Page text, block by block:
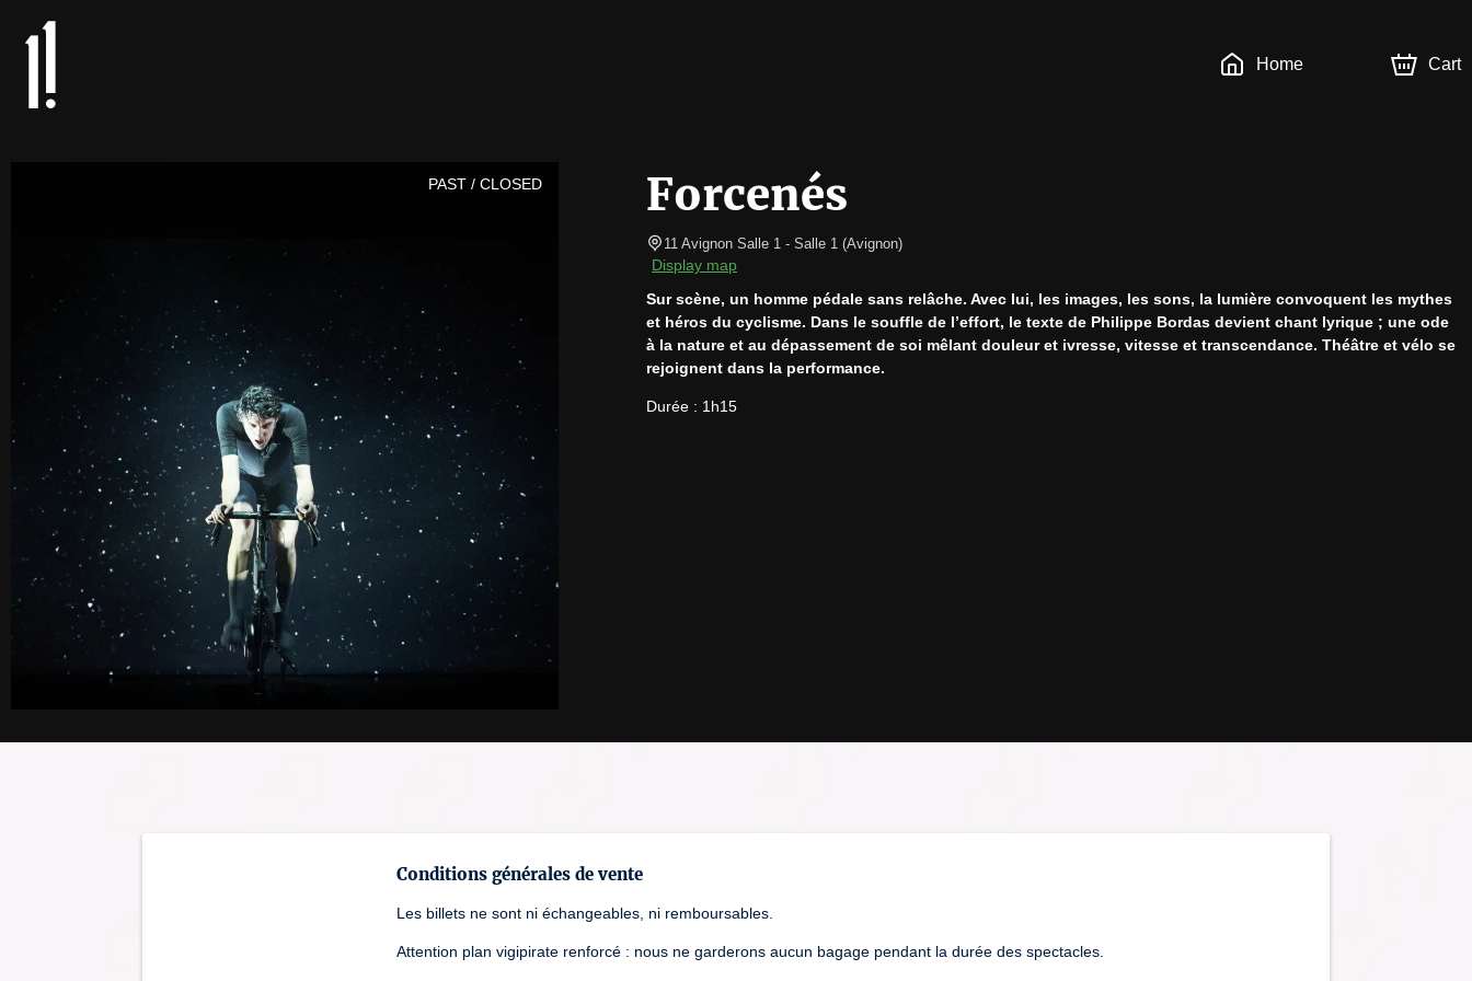
Home Cart
PAST / CLOSED Forcenés
11 Avignon Salle 1 - Salle 1 (Avignon)
Display map
Sur scène, un homme pédale sans relâche. Avec lui, les images, les sons, la lumière convoquent les mythes
et héros du cyclisme. Dans le souffle de l’effort, le texte de Philippe Bordas devient chant lyrique ; une ode
à la nature et au dépassement de soi mêlant douleur et ivresse, vitesse et transcendance. Théâtre et vélo se
rejoignent dans la performance.
Durée : 1h15
Conditions générales de vente
Les billets ne sont ni échangeables, ni remboursables.
Attention plan vigipirate renforcé : nous ne garderons aucun bagage pendant la durée des spectacles.